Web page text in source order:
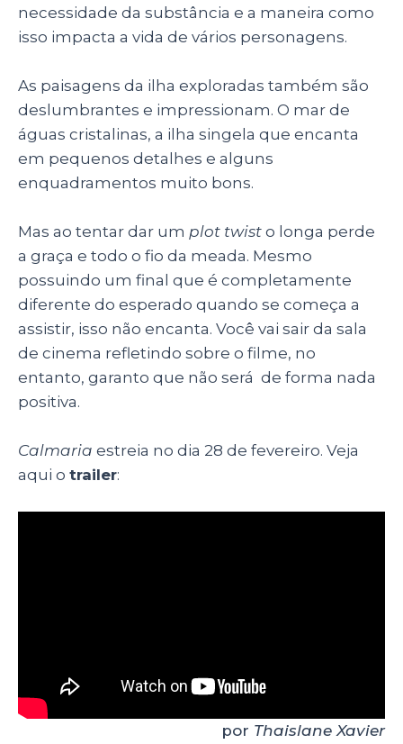
necessidade da substância e a maneira como
isso impacta a vida de vários personagens.
As paisagens da ilha exploradas também são
deslumbrantes e impressionam. O mar de
águas cristalinas, a ilha singela que encanta
em pequenos detalhes e alguns
enquadramentos muito bons.
Mas ao tentar dar um plot twist o longa perde
a graça e todo o fio da meada. Mesmo
possuindo um final que é completamente
diferente do esperado quando se começa a
assistir, isso não encanta. Você vai sair da sala
de cinema refletindo sobre o filme, no
entanto, garanto que não será de forma nada
positiva.
Calmaria estreia no dia 28 de fevereiro. Veja
aqui o trailer:
por Thaislane Xavier